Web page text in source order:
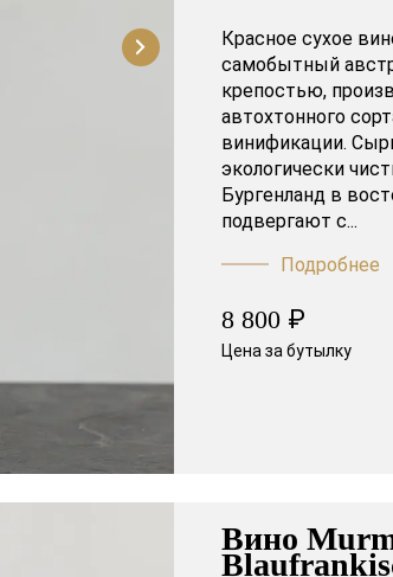
Красное сухое
самобытный
крепостью,
автохтонного
винификации.
экологически
Бургенланд в
подвергают с...
Подробнее
8 800 ₽
Цена за бутылку
Вино